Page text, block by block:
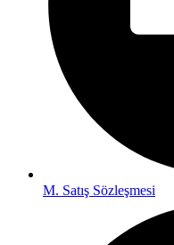
M. Satış Sözleşmesi